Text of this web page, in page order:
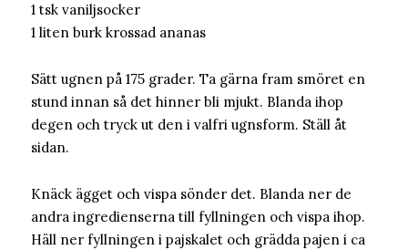
1 tsk vaniljsocker
1 liten burk krossad ananas
Sätt ugnen på 175 grader. Ta gärna fram smöret en
stund innan så det hinner bli mjukt. Blanda ihop
degen och tryck ut den i valfri ugnsform. Ställ åt
sidan.
Knäck ägget och vispa sönder det. Blanda ner de
andra ingredienserna till fyllningen och vispa ihop.
Häll ner fyllningen i pajskalet och grädda pajen i ca